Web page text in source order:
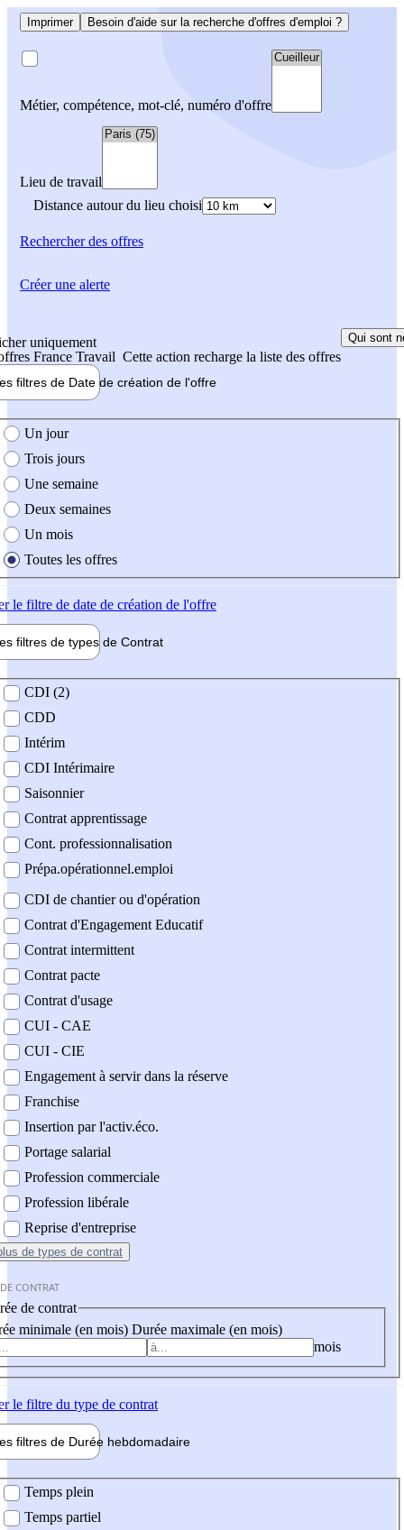
Imprimer Besoin d'aide sur la recherche d'offres d'emploi ?
Métier, compétence, mot-clé, numéro d'offre
Lieu de travail
Distance autour du lieu choisi
Rechercherdes offres
uniquement
France Travail Cette action recharge la liste des offres
Qui sont
filtres de Date de création de l'offre
création de l'offre
Un jour
Trois jours
Une semaine
Deux semaines
Un mois
Toutes les offres
le filtre de date de création de l'offre
filtres de types de Contrat
contrat
CDI (2)
CDD
Intérim
CDI Intérimaire
Saisonnier
Contrat apprentissage
Cont. professionnalisation
Prépa.opérationnel.emploi
CDI de chantier ou d'opération
Contrat d'Engagement Educatif
Contrat intermittent
Contrat pacte
Contrat d'usage
CUI - CAE
CUI - CIE
Engagement à servir dans la réserve
Franchise
Insertion par l'activ.éco.
Portage salarial
Profession commerciale
Profession libérale
Reprise d'entreprise
de types de contrat
CONTRAT
de contrat
minimale (en mois) Durée maximale (en mois)
mois
le filtre du type de contrat
filtres de Durée hebdomadaire
Temps plein
Temps partiel
Créer une alerte